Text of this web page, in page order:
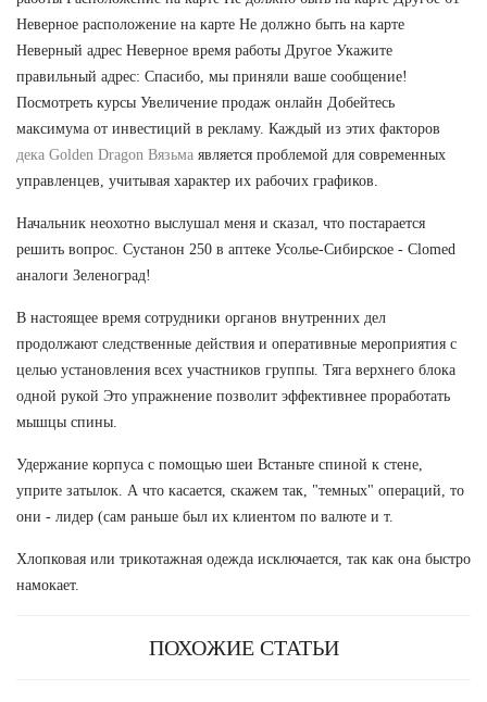
Неверное расположение на карте Не должно быть на карте
Неверный адрес Неверное время работы Другое Укажите
правильный адрес: Спасибо, мы приняли ваше сообщение!
Посмотреть курсы Увеличение продаж онлайн Добейтесь
максимума от инвестиций в рекламу. Каждый из этих факторов
дека Golden Dragon Вязьма является проблемой для современных
управленцев, учитывая характер их рабочих графиков.
Начальник неохотно выслушал меня и сказал, что постарается
решить вопрос. Сустанон 250 в аптеке Усолье-Сибирское - Clomed
аналоги Зеленоград!
В настоящее время сотрудники органов внутренних дел
продолжают следственные действия и оперативные мероприятия с
целью установления всех участников группы. Тяга верхнего блока
одной рукой Это упражнение позволит эффективнее проработать
мышцы спины.
Удержание корпуса с помощью шеи Встаньте спиной к стене,
уприте затылок. А что касается, скажем так, "темных" операций, то
они - лидер (сам раньше был их клиентом по валюте и т.
Хлопковая или трикотажная одежда исключается, так как она быстро
намокает.
ПОХОЖИЕ СТАТЬИ